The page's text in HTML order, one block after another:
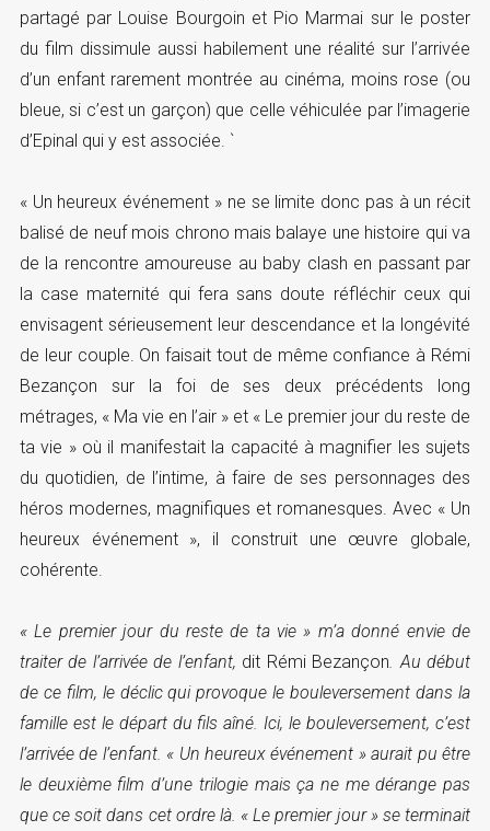
partagé par Louise Bourgoin et Pio Marmai sur le poster
du film dissimule aussi habilement une réalité sur l’arrivée
d’un enfant rarement montrée au cinéma, moins rose (ou
bleue, si c’est un garçon) que celle véhiculée par l’imagerie
d’Epinal qui y est associée. `
« Un heureux événement » ne se limite donc pas à un récit
balisé de neuf mois chrono mais balaye une histoire qui va
de la rencontre amoureuse au baby clash en passant par
la case maternité qui fera sans doute réfléchir ceux qui
envisagent sérieusement leur descendance et la longévité
de leur couple. On faisait tout de même confiance à Rémi
Bezançon sur la foi de ses deux précédents long
métrages, « Ma vie en l’air » et « Le premier jour du reste de
ta vie » où il manifestait la capacité à magnifier les sujets
du quotidien, de l’intime, à faire de ses personnages des
héros modernes, magnifiques et romanesques. Avec « Un
heureux événement », il construit une œuvre globale,
cohérente.
« Le premier jour du reste de ta vie » m’a donné envie de
traiter de l’arrivée de l’enfant, dit Rémi Bezançon. Au début
de ce film, le déclic qui provoque le bouleversement dans la
famille est le départ du fils aîné. Ici, le bouleversement, c’est
l’arrivée de l’enfant. « Un heureux événement » aurait pu être
le deuxième film d’une trilogie mais ça ne me dérange pas
que ce soit dans cet ordre là. « Le premier jour » se terminait